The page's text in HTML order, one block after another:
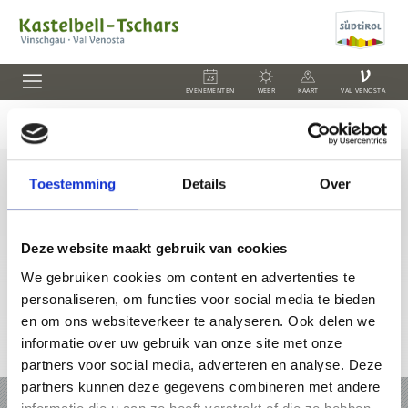
Toestemming Details Over
Deze website maakt gebruik van cookies
We gebruiken cookies om content en advertenties te
personaliseren, om functies voor social media te bieden
en om ons websiteverkeer te analyseren. Ook delen we
informatie over uw gebruik van onze site met onze
partners voor social media, adverteren en analyse. Deze
partners kunnen deze gegevens combineren met andere
EVENEMENTEN WEER KAART
V
VAL VENOSTA
+39 0473 62 41 93 info@kastelbell-tschars.com
Online-kaart